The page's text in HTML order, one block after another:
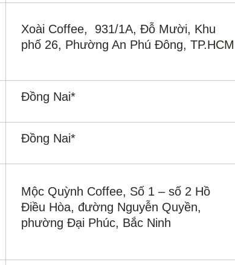
Xoài Coffee, 931/1A, Đỗ Mười, Khu
phố 26, Phường An Phú Đông, TP.HCM
Đồng Nai*
Đồng Nai*
Mộc Quỳnh Coffee, Số 1 – số 2 Hồ
Điều Hòa, đường Nguyễn Quyền,
phường Đại Phúc, Bắc Ninh